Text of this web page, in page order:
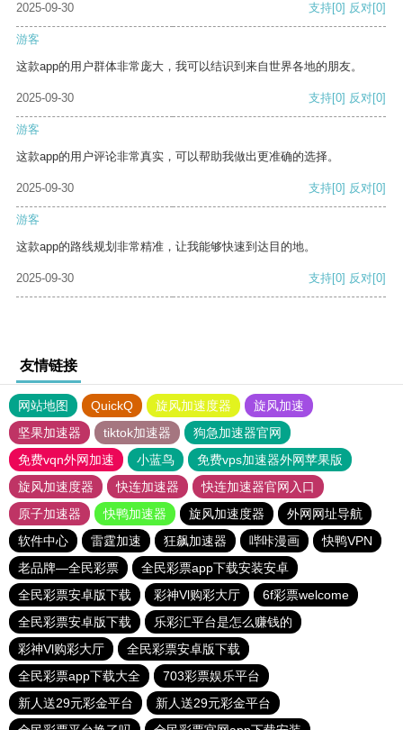
2025-09-30
支持[0] 反对[0]
游客
这款app的用户群体非常庞大，我可以结识到来自世界各地的朋友。
2025-09-30 支持[0] 反对[0]
游客
这款app的用户评论非常真实，可以帮助我做出更准确的选择。
2025-09-30 支持[0] 反对[0]
游客
这款app的路线规划非常精准，让我能够快速到达目的地。
2025-09-30 支持[0] 反对[0]
友情链接
网站地图 QuickQ 旋风加速度器
旋风加速
坚果加速器
tiktok加速器
狗急加速器官网
免费vqn外网加速
小蓝鸟
免费vps加速器外网苹果版
旋风加速度器
快连加速器
快连加速器官网入口
原子加速器
快鸭加速器 旋风加速度器
外网网址导航
软件中心
雷霆加速 狂飙加速器 哔咔漫画
快鸭VPN
老品牌—全民彩票
全民彩票app下载安装安卓
全民彩票安卓版下载
彩神Vl购彩大厅
6f彩票welcome
全民彩票安卓版下载
乐彩汇平台是怎么赚钱的
彩神Vl购彩大厅
全民彩票安卓版下载
全民彩票app下载大全
703彩票娱乐平台
新人送29元彩金平台
新人送29元彩金平台